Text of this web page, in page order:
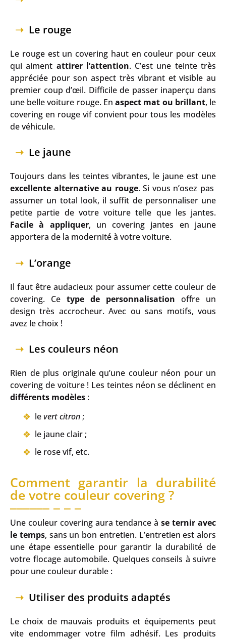
Le rouge
Le rouge est un covering haut en couleur pour ceux
qui aiment attirer l’attention. C’est une teinte très
appréciée pour son aspect très vibrant et visible au
premier coup d’œil. Difficile de passer inaperçu dans
une belle voiture rouge. Enaspect mat ou brillant, le
covering en rouge vif convient pour tous les modèles
de véhicule.
Le jaune
Toujours dans les teintes vibrantes, le jaune est une
excellente alternative au rouge. Si vous n’osez pas
assumer un total look, il suffit de personnaliser une
petite partie de votre voiture telle que les jantes.
Facile à appliquer, un covering jantes en jaune
apportera de la modernité à votre voiture.
L’orange
Il faut être audacieux pour assumer cette couleur de
covering. Ce type de personnalisation offre un
design très accrocheur. Avec ou sans motifs, vous
avez le choix !
Les couleurs néon
Rien de plus originale qu’une couleur néon pour un
covering de voiture ! Les teintes néon se déclinent en
différents modèles :
levert citron ;
le jaune clair ;
le rose vif, etc.
Comment garantir la durabilité
de votre couleur covering ?
Une couleur covering aura tendance à se ternir avec
le temps, sans un bon entretien. L’entretien est alors
une étape essentielle pour garantir la durabilité de
votre flocage automobile. Quelques conseils à suivre
pour une couleur durable :
Utiliser des produits adaptés
Le choix de mauvais produits et équipements peut
vite endommager votre film adhésif. Les produits